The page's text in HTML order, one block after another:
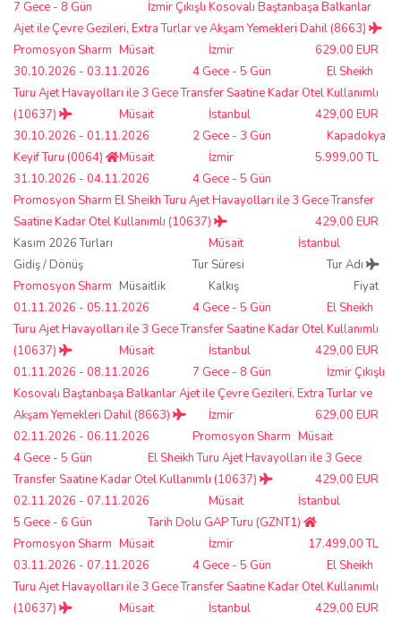
7 Gece - 8 Gün
İzmir Çıkışlı Kosovalı Baştanbaşa Balkanlar
Ajet ile Çevre Gezileri, Extra Turlar ve Akşam Yemekleri Dahil (8663)
629,00 EUR
İzmir
Müsait
30.10.2026 - 03.11.2026
4 Gece - 5 Gün
Promosyon Sharm
El Sheikh
Turu Ajet Havayolları ile 3 Gece Transfer Saatine Kadar Otel Kullanımlı
(10637)
429,00 EUR
İstanbul
Müsait
30.10.2026 - 01.11.2026
2 Gece - 3 Gün
Kapadokya
Keyif Turu (0064)
5.999,00 TL
İzmir
Müsait
31.10.2026 - 04.11.2026
4 Gece - 5 Gün
Promosyon Sharm El Sheikh Turu Ajet Havayolları ile 3 Gece Transfer
Saatine Kadar Otel Kullanımlı (10637)
429,00 EUR
İstanbul
Müsait
Kasım 2026 Turları
Gidiş / Dönüş
Tur Süresi
Tur Adı
Fiyat
Kalkış
Müsaitlik
01.11.2026 - 05.11.2026
4 Gece - 5 Gün
Promosyon Sharm
El Sheikh
Turu Ajet Havayolları ile 3 Gece Transfer Saatine Kadar Otel Kullanımlı
(10637)
429,00 EUR
İstanbul
Müsait
01.11.2026 - 08.11.2026
7 Gece - 8 Gün
İzmir Çıkışlı
Kosovalı Baştanbaşa Balkanlar Ajet ile Çevre Gezileri, Extra Turlar ve
Akşam Yemekleri Dahil (8663)
629,00 EUR
İzmir
Müsait
02.11.2026 - 06.11.2026
4 Gece - 5 Gün
Promosyon Sharm
El Sheikh Turu Ajet Havayolları ile 3 Gece
Transfer Saatine Kadar Otel Kullanımlı (10637)
429,00 EUR
İstanbul
Müsait
02.11.2026 - 07.11.2026
5 Gece - 6 Gün
Tarih Dolu GAP Turu (GZNT1)
17.499,00 TL
İzmir
Müsait
03.11.2026 - 07.11.2026
4 Gece - 5 Gün
Promosyon Sharm
El Sheikh
Turu Ajet Havayolları ile 3 Gece Transfer Saatine Kadar Otel Kullanımlı
(10637)
429,00 EUR
İstanbul
Müsait